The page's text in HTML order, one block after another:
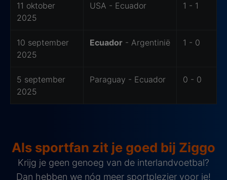
11 oktober
2025
USA - Ecuador 1 - 1
10 september
2025
Ecuador - Argentinië 1 - 0
5 september
2025
Paraguay - Ecuador 0 - 0
Als sportfan zit je goed bij Ziggo
Krijg je geen genoeg van de interlandvoetbal?
Dan hebben we nóg meer sportplezier voor je!